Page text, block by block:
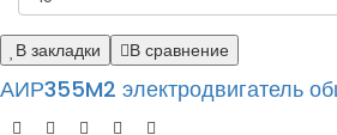
В закладки В сравнение
АИР355M2 электродвигатель